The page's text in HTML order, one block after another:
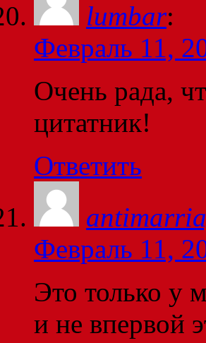
lumbar:
Февраль 11,
Очень рада,
цитатник!
Ответить
Февраль 11,
Это только у
и не впервой